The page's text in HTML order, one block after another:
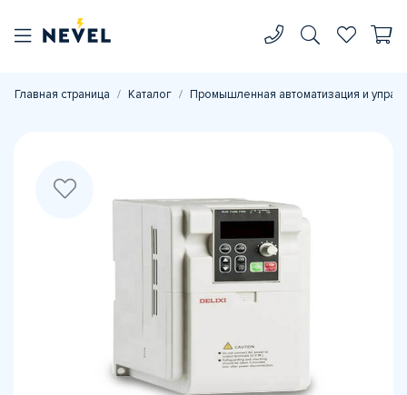
Главная страница Каталог Промышленная автоматизация и